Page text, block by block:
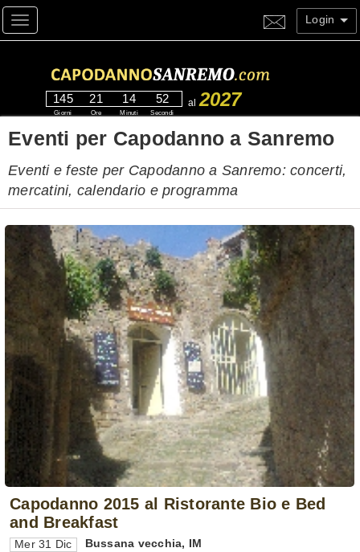
Toggle navigation Login
145
Giorni
21
Ore
14
Minuti
51
Secondi
al 2027
Eventi per Capodanno a Sanremo
Eventi e feste per Capodanno a Sanremo: concerti,
mercatini, calendario e programma
Capodanno 2015 al Ristorante Bio e Bed
and Breakfast
Mer 31 Dic Bussana vecchia, IM